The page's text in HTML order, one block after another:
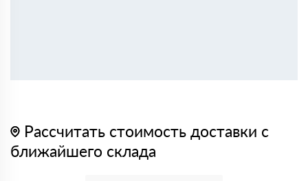
Рассчитать стоимость доставки с
ближайшего склада